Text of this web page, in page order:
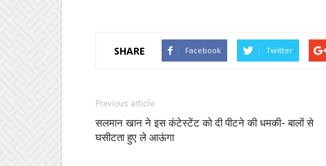
SHARE Facebook Twitter
Previous article
सलमान खान ने इस कंटेस्टेंट को दी पीटने की धमकी- बालों से
घसीटता हुए ले आऊंगा